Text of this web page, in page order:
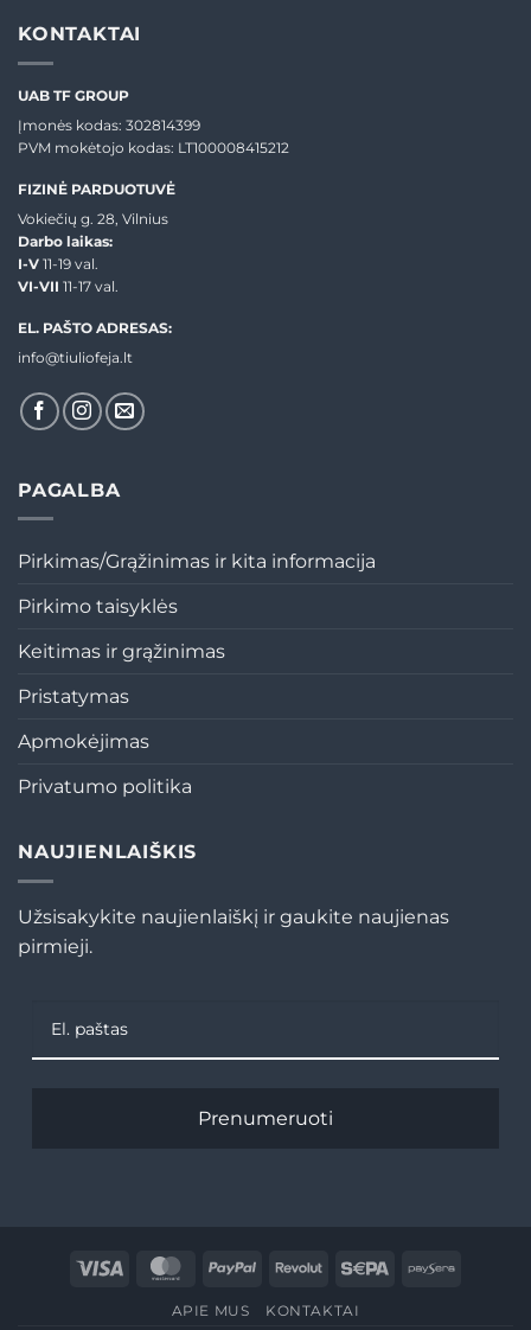
KONTAKTAI
UAB TF GROUP
Įmonės kodas: 302814399
PVM mokėtojo kodas: LT100008415212
FIZINĖ PARDUOTUVĖ
Vokiečių g. 28, Vilnius
Darbo laikas:
I-V 11-19 val.
VI-VII 11-17 val.
EL. PAŠTO ADRESAS:
info@tiuliofeja.lt
PAGALBA
Pirkimas/Grąžinimas ir kita informacija
Pirkimo taisyklės
Keitimas ir grąžinimas
Pristatymas
Apmokėjimas
Privatumo politika
NAUJIENLAIŠKIS
Užsisakykite naujienlaiškį ir gaukite naujienas
pirmieji.
Prenumeruoti
Visa MasterCardPayPal Revolut Sepa Paysera
APIE MUS KONTAKTAI